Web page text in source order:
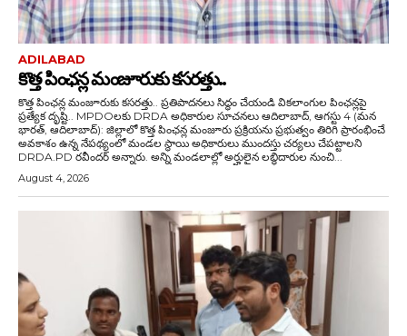
ADILABAD
కొత్త పింఛన్ల మంజూరుకు కసరత్తు..
కొత్త పింఛన్ల మంజూరుకు కసరత్తు.. ప్రతిపాదనలు సిద్ధం చేయండి వికలాంగుల పింఛన్లపై
ప్రత్యేక దృష్టి.. MPDOలకు DRDA అధికారుల సూచనలు ఆదిలాబాద్, ఆగస్టు 4 (మన
భారత్, ఆదిలాబాద్): జిల్లాలో కొత్త పింఛన్ల మంజూరు ప్రక్రియను ప్రభుత్వం తిరిగి ప్రారంభించే
అవకాశం ఉన్న నేపథ్యంలో మండల స్థాయి అధికారులు ముందస్తు చర్యలు చేపట్టాలని
DRDA.PD రవీందర్ అన్నారు. అన్ని మండలాల్లో అర్హులైన లబ్ధిదారుల నుంచి...
August 4, 2026